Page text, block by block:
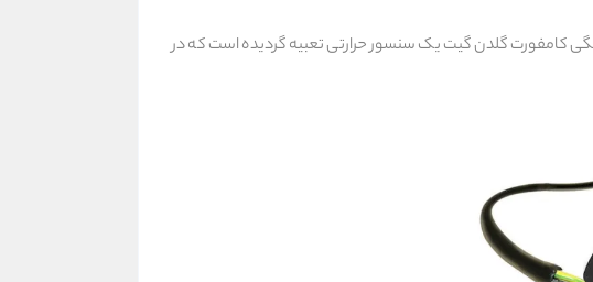
پارکینگی کامفورت گلدن گیت یک سنسور حرارتی تعبیه گردیده است که در